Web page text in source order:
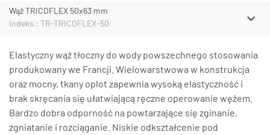
Wąż TRICOFLEX 50x63 mm
Indeks : TR-TRICOFLEX-50
Elastyczny wąż tłoczny do wody powszechnego stosowania
produkowany we Francji. Wielowarstwowa w konstrukcja
oraz mocny, tkany oplot zapewnia wysoką elastyczność i
brak skręcania się ułatwiającą ręczne operowanie wężem.
Bardzo dobra odporność na powtarzające się zginanie,
zgniatanie i rozciąganie. Niskie odkształcenie pod